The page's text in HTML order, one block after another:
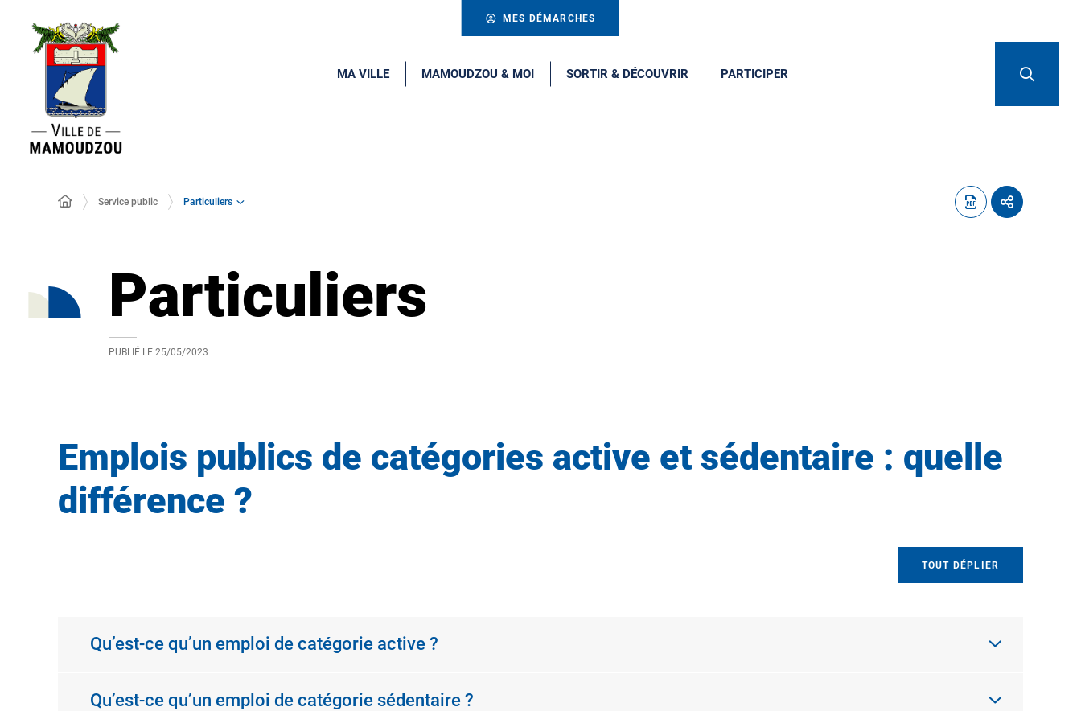
MES DÉMARCHES
MA VILLE MAMOUDZOU & MOI SORTIR & DÉCOUVRIR PARTICIPER
Service public Particuliers
Particuliers
PUBLIÉ LE 25/05/2023
Emplois publics de catégories active et sédentaire : quelle
différence ?
TOUT DÉPLIER
Qu’est-ce qu’un emploi de catégorie active ?
Qu’est-ce qu’un emploi de catégorie sédentaire ?